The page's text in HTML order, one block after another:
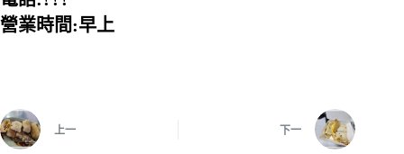
營業時間:早上
上一 下一